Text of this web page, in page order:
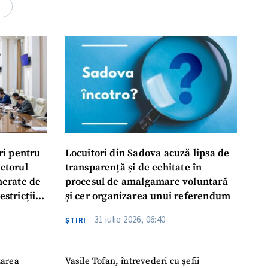
pentru
de
Locuitori din Sadova acuză lipsa de
transparență și de echitate în
procesul de amalgamare voluntară
și cer organizarea unui referendum
ŞTIRI 31 iulie 2026, 06:40
Vasile Tofan, întrevederi cu șefii